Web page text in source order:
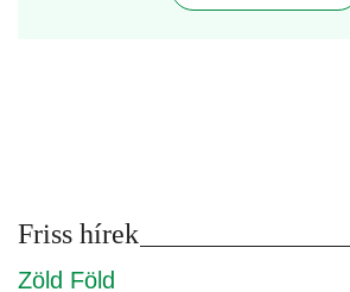
Friss hírek
Zöld Föld